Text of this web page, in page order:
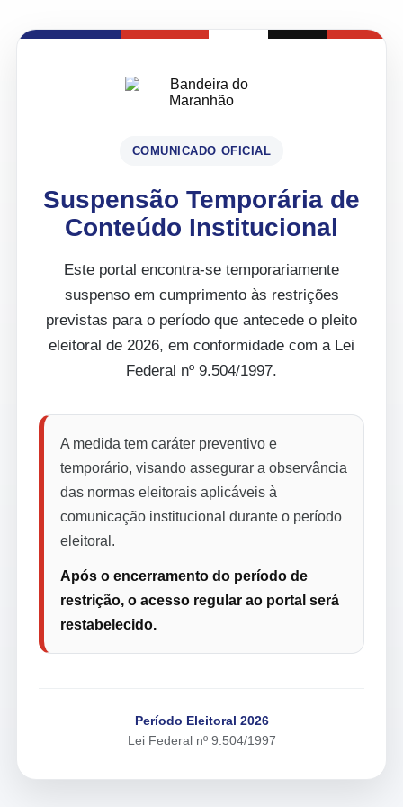
COMUNICADO OFICIAL
Suspensão Temporária de
Conteúdo Institucional
Este portal encontra-se temporariamente
suspenso em cumprimento às restrições
previstas para o período que antecede o pleito
eleitoral de 2026, em conformidade com a Lei
Federal nº 9.504/1997.
A medida tem caráter preventivo e
temporário, visando assegurar a observância
das normas eleitorais aplicáveis à
comunicação institucional durante o período
eleitoral.
Após o encerramento do período de
restrição, o acesso regular ao portal será
restabelecido.
Período Eleitoral 2026
Lei Federal nº 9.504/1997